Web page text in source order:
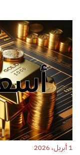
1 أبريل، 2026